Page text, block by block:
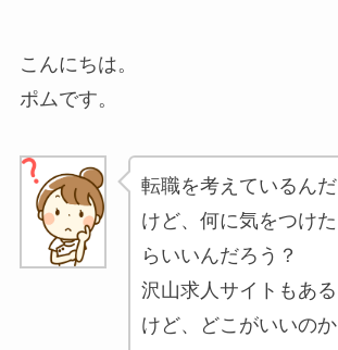
こんにちは。
ポムです。
転職を考えているんだ
けど、何に気をつけた
らいいんだろう？
沢山求人サイトもある
けど、どこがいいのか